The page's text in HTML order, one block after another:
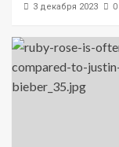
3 декабря 2023 0